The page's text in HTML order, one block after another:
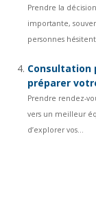
Prendre la
importante,
personnes
Consultation
préparer
Prendre rendez-
vers un meilleur
d’explorer vos...